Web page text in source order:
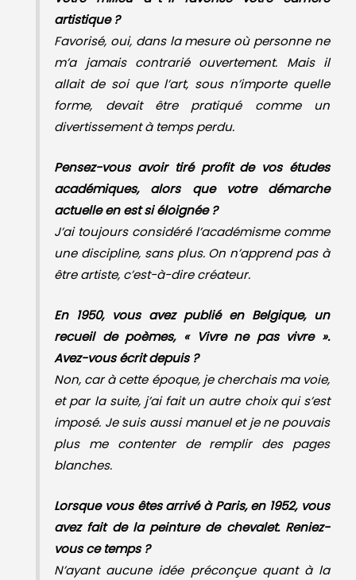
artistique ?
Favorisé, oui, dans la mesure où personne ne
m’a jamais contrarié ouvertement. Mais il
allait de soi que l’art, sous n’importe quelle
forme, devait être pratiqué comme un
divertissement à temps perdu.
Pensez-vous avoir tiré profit de vos études
académiques, alors que votre démarche
actuelle en est si éloignée ?
J’ai toujours considéré l’académisme comme
une discipline, sans plus. On n’apprend pas à
être artiste, c’est-à-dire créateur.
En 1950, vous avez publié en Belgique, un
recueil de poèmes, « Vivre ne pas vivre ».
Avez-vous écrit depuis ?
Non, car à cette époque, je cherchais ma voie,
et par la suite, j’ai fait un autre choix qui s’est
imposé. Je suis aussi manuel et je ne pouvais
plus me contenter de remplir des pages
blanches.
Lorsque vous êtes arrivé à Paris, en 1952, vous
avez fait de la peinture de chevalet. Reniez-
vous ce temps ?
N’ayant aucune idée préconçue quant à la